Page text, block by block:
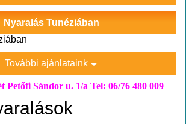
Nyaralás Tunéziában
További ajánlataink
Petőfi Sándor u. 1/a Tel: 06/76 480 009